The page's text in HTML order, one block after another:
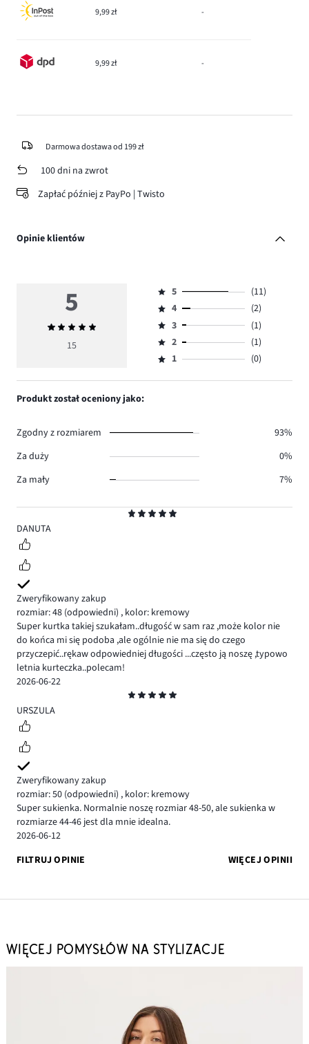
9,99 zł -
9,99 zł -
Darmowa dostawa od 199 zł
100 dni na zwrot
Zapłać później z PayPo | Twisto
Opinie klientów
5
DANUTA
Zweryfikowany zakup
rozmiar: 48 (odpowiedni) , kolor: kremowy
Super kurtka takiej szukałam..długość w sam raz ,może kolor nie
do końca mi się podoba ,ale ogólnie nie ma się do czego
przyczepić..rękaw odpowiedniej długości ...często ją noszę ,typowo
letnia kurteczka..polecam!
2026-06-22
5
URSZULA
Zweryfikowany zakup
rozmiar: 50 (odpowiedni) , kolor: kremowy
Super sukienka. Normalnie noszę rozmiar 48-50, ale sukienka w
rozmiarze 44-46 jest dla mnie idealna.
2026-06-12
FILTRUJ OPINIE
WIĘCEJ OPINII
5
Średnia
ocena
15
Ocena
5,
ilość
głosów
11.
5
(11)
Ocena
4,
ilość
głosów
4
(2)
Ocena
3,
ilość
3
(1)
Ocena
2,
2
(1)
Ocena
1,
1 (0)
Produkt został oceniony jako:
Zgodny z rozmiarem
93%
Za duży
0%
Za mały
7%
WIĘCEJ POMYSŁÓW NA STYLIZACJE